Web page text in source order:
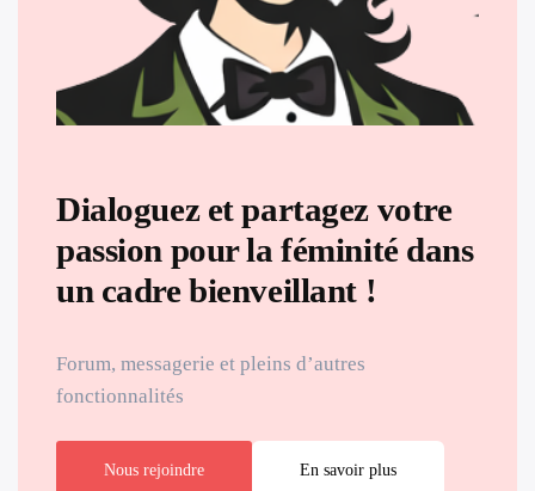
Dialoguez et partagez votre
passion pour la féminité dans
un cadre bienveillant !
Forum, messagerie et pleins d’autres
fonctionnalités
Nous rejoindre En savoir plus